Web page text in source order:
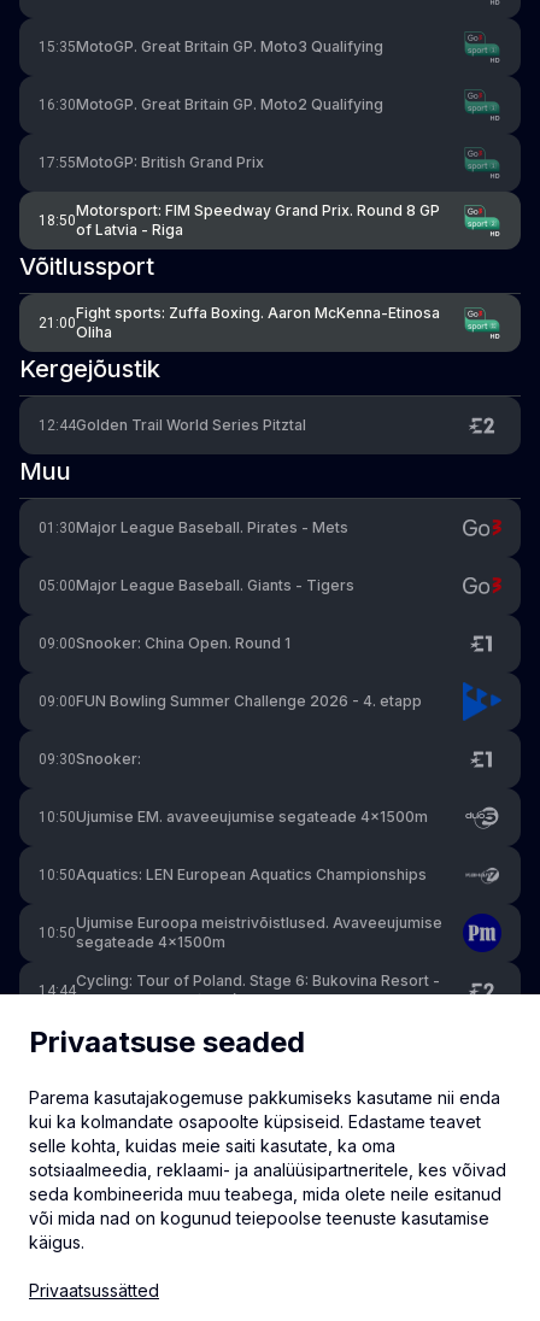
15:35MotoGP. Great Britain GP. Moto3 Qualifying
16:30MotoGP. Great Britain GP. Moto2 Qualifying
17:55MotoGP: British Grand Prix
18:50
Motorsport: FIM Speedway Grand Prix. Round 8 GP
of Latvia - Riga
Võitlussport
21:00
Fight sports: Zuffa Boxing. Aaron McKenna-Etinosa
Oliha
Kergejõustik
12:44Golden Trail World Series Pitztal
Muu
01:30Major League Baseball. Pirates - Mets
05:00Major League Baseball. Giants - Tigers
09:00Snooker: China Open. Round 1
09:00FUN Bowling Summer Challenge 2026 - 4. etapp
09:30Snooker:
10:50Ujumise EM. avaveeujumise segateade 4x1500m
10:50Aquatics: LEN European Aquatics Championships
10:50
Ujumise Euroopa meistrivõistlused. Avaveeujumise
segateade 4x1500m
14:44
Cycling: Tour of Poland. Stage 6: Bukovina Resort -
Bukowina Tatrzańska (125.6km)
16:45
Cycling: Tour de France Women. Stage 8: Sisteron -
Nice (175km)
20:00PGA Tour: Wyndham Championship. Day 3
20:00Matchroom. Florida Open Pool Championship. Day 5
Privaatsuse seaded
Parema kasutajakogemuse pakkumiseks kasutame nii enda
kui ka kolmandate osapoolte küpsiseid. Edastame teavet
selle kohta, kuidas meie saiti kasutate, ka oma
sotsiaalmeedia, reklaami- ja analüüsipartneritele, kes võivad
seda kombineerida muu teabega, mida olete neile esitanud
või mida nad on kogunud teiepoolse teenuste kasutamise
käigus.
Privaatsussätted